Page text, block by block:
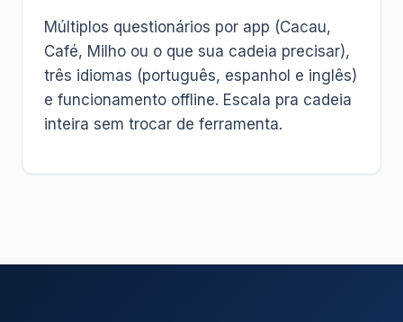
Múltiplos questionários por app (Cacau,
Café, Milho ou o que sua cadeia precisar),
três idiomas (português, espanhol e inglês)
e funcionamento offline. Escala pra cadeia
inteira sem trocar de ferramenta.